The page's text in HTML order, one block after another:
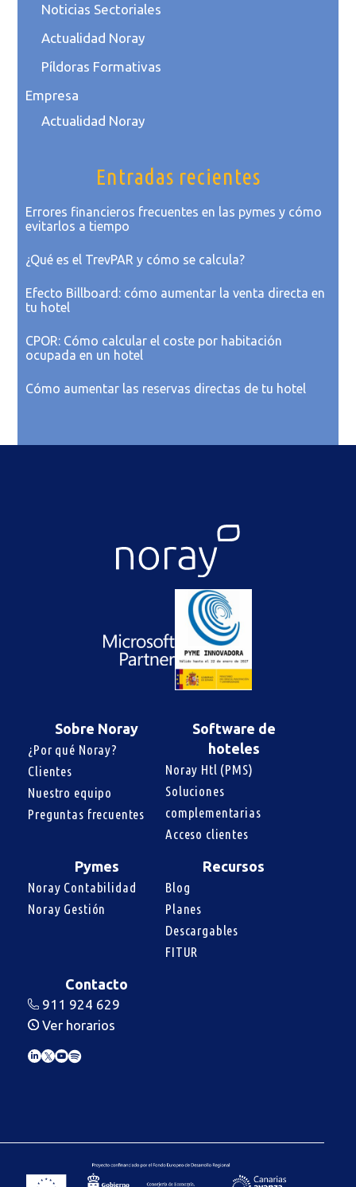
Noticias Sectoriales
Actualidad Noray
Píldoras Formativas
Empresa
Actualidad Noray
Entradas recientes
Errores financieros frecuentes en las pymes y cómo
evitarlos a tiempo
¿Qué es el TrevPAR y cómo se calcula?
Efecto Billboard: cómo aumentar la venta directa en
tu hotel
CPOR: Cómo calcular el coste por habitación
ocupada en un hotel
Cómo aumentar las reservas directas de tu hotel
Sobre Noray
¿Por qué Noray?
Clientes
Nuestro equipo
Preguntas frecuentes
Software de
hoteles
Noray Htl (PMS)
Soluciones
complementarias
Acceso clientes
Pymes
Noray Contabilidad
Noray Gestión
Recursos
Blog
Planes
Descargables
FITUR
Contacto
Ver horarios
911 924 629